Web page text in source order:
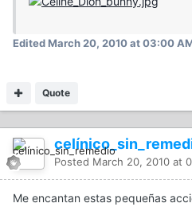
EditedMarch 20, 2010 at 03:00
Quote
Posted March 20, 2010 at
Me encantan estas pequeñas